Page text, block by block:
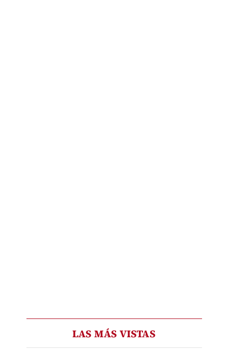
LAS MÁS VISTAS